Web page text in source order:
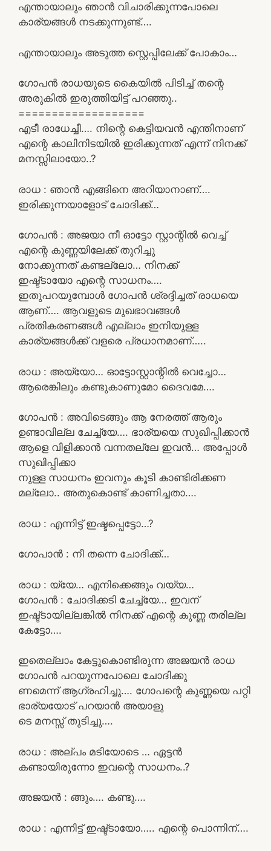
എന്തായാലും ഞാൻ വിചാരിക്കുന്നപോലെ
കാര്യങ്ങൾ നടക്കുന്നുണ്ട്….
എന്തായാലും അടുത്ത സ്റ്റെപ്പിലേക്ക് പോകാം…
ഗോപൻ രാധയുടെ കൈയിൽ പിടിച്ച് തന്റെ
അരുകിൽ ഇരുത്തിയിട്ട് പറഞ്ഞു..
===================
എടീ രാധേച്ചീ…. നിന്റെ കെട്ടിയവൻ എന്തിനാണ്
എന്റെ കാലിനിടയിൽ ഇരിക്കുന്നത് എന്ന് നിനക്ക്
മനസ്സിലായോ..?
രാധ : ഞാൻ എങ്ങിനെ അറിയാനാണ്….
ഇരിക്കുന്നയാളോട് ചോദിക്ക്…
ഗോപൻ : അജയാ നീ ഓട്ടോ സ്റ്റാന്റിൽ വെച്ച്
എന്റെ കുണ്ണയിലേക്ക് തുറിച്ചു
നോക്കുന്നത് കണ്ടല്ലോ… നിനക്ക്
ഇഷ്ട്ടായോ എന്റെ സാധനം….
ഇതുപറയുമ്പോൾ ഗോപൻ ശ്രദ്ദിച്ചത് രാധയെ
ആണ്…. ആവളുടെ മുഖഭാവങ്ങൾ
പ്രതികരണങ്ങൾ എല്ലാം ഇനിയുള്ള
കാര്യങ്ങൾക്ക് വളരെ പ്രധാനമാണ്…..
രാധ : അയ്യോ… ഓട്ടോസ്റ്റാന്റിൽ വെച്ചോ…
ആരെങ്കിലും കണ്ടുകാണുമോ ദൈവമേ….
ഗോപൻ : അവിടെങ്ങും ആ നേരത്ത് ആരും
ഉണ്ടാവില്ല ചേച്ച്യേ…. ഭാര്യയെ സുഖിപ്പിക്കാൻ
ആളെ വിളിക്കാൻ വന്നതല്ലേ ഇവൻ… അപ്പോൾ
സുഖിപ്പിക്കാ
നുള്ള സാധനം ഇവനും കൂടി കാണ്ടിരിക്കണ
മല്ലോ.. അതുകൊണ്ട് കാണിച്ചതാ….
രാധ : എന്നിട്ട് ഇഷ്ടപ്പെട്ടോ…?
ഗോപാൻ : നീ തന്നെ ചോദിക്ക്…
രാധ : യ്യേ… എനിക്കെങ്ങും വയ്യ…
ഗോപൻ : ചോദിക്കടി ചേച്ച്യേ… ഇവന്
ഇഷ്ട്ടായില്ലങ്കിൽ നിനക്ക് എന്റെ കുണ്ണ തരില്ല
കേട്ടോ….
ഇതെല്ലാം കേട്ടുകൊണ്ടിരുന്ന അജയൻ രാധ
ഗോപൻ പറയുന്നപോലെ ചോദിക്കു
ണമെന്ന് ആഗ്രഹിച്ചു…. ഗോപന്റെ കുണ്ണയെ പറ്റി
ഭാര്യയോട് പറയാൻ അയാളു
ടെ മനസ്സ് തുടിച്ചു….
രാധ : അല്പം മടിയോടെ … ഏട്ടൻ
കണ്ടായിരുന്നോ ഇവന്റെ സാധനം..?
അജയൻ : ങ്ങും…. കണ്ടു….
രാധ : എന്നിട്ട് ഇഷ്ട്ടായോ….. എന്റെ പൊന്നിന്….